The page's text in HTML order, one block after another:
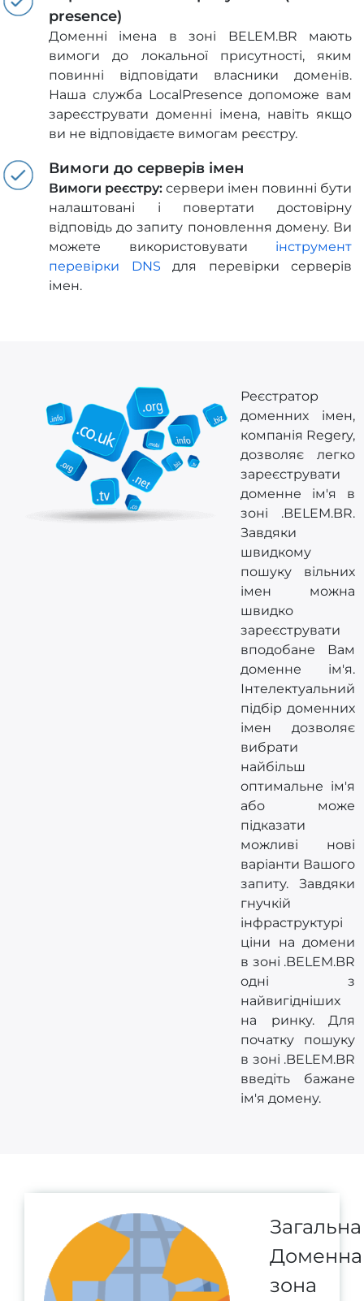
presence)
Доменні імена в зоні BELEM.BR мають
вимоги до локальної присутності, яким
повинні відповідати власники доменів.
Наша служба LocalPresence допоможе вам
зареєструвати доменні імена, навіть якщо
ви не відповідаєте вимогам реєстру.
Вимоги до серверів імен
Вимоги реєстру: сервери імен повинні бути
налаштовані і повертати достовірну
відповідь до запиту поновлення домену. Ви
можете використовувати інструмент
перевірки DNS для перевірки серверів
імен.
Реєстратор
доменних імен,
компанія Regery,
дозволяє легко
зареєструвати
доменне ім'я в
зоні .BELEM.BR.
Завдяки
швидкому
пошуку вільних
імен можна
швидко
зареєструвати
вподобане Вам
доменне ім'я.
Інтелектуальний
підбір доменних
імен дозволяє
вибрати
найбільш
оптимальне ім'я
або може
підказати
можливі нові
варіанти Вашого
запиту. Завдяки
гнучкій
інфраструктурі
ціни на домени
в зоні .BELEM.BR
одні з
найвигідніших
на ринку. Для
початку пошуку
в зоні .BELEM.BR
введіть бажане
ім'я домену.
Загальна
Доменна
зона